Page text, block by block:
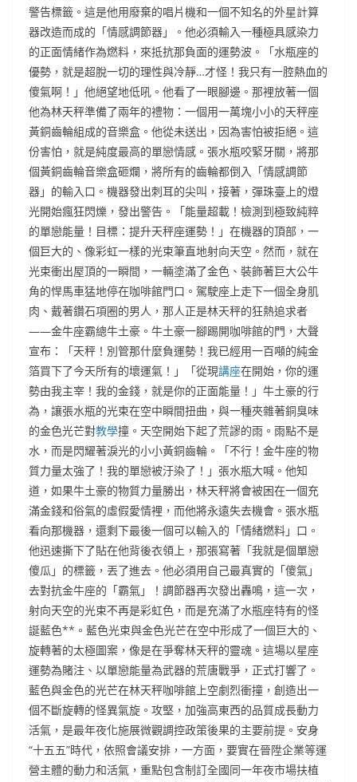
警告標籤。這是他用廢棄的唱片機和一個不知名的外星計算
器改造而成的「情感調節器」。他必須輸入一種極具感染力
的正面情緒作為燃料，來抵抗那負面的運勢波。「水瓶座的
優勢，就是超脫一切的理性與冷靜…才怪！我只有一腔熱血的
傻氣啊！」他絕望地低吼。他看了一眼腳邊。那裡放著一個
他為林天秤準備了兩年的禮物：一個用一萬塊小小的天秤座
黃銅齒輪組成的音樂盒。他從未送出，因為害怕被拒絕。這
份害怕，就是純度最高的單戀情感。張水瓶咬緊牙關，將那
個黃銅齒輪音樂盒砸爛，將所有的齒輪都倒入「情感調節
器」的輸入口。機器發出刺耳的尖叫，接著，彈珠臺上的燈
光開始瘋狂閃爍，發出警告。「能量超載！檢測到極致純粹
的單戀能量！目標：提升天秤座運勢！」在機器的頂部，一
個巨大的、像彩虹一樣的光束筆直地射向天空。然而，就在
光束衝出屋頂的一瞬間，一輛塗滿了金色、裝飾著巨大公牛
角的悍馬車猛地停在咖啡館門口。駕駛座上走下一個全身肌
肉、戴著鑽石項圈的男人，那人正是林天秤的狂熱追求者
——金牛座霸總牛土豪。牛土豪一腳踢開咖啡館的門，大聲
宣布：「天秤！別管那什麼負運勢！我已經用一百噸的純金
箔買下了今天所有的壞運氣！」「從現講座在開始，你的運
勢由我主宰！我的金錢，就是你的正面能量！」牛土豪的行
為，讓張水瓶的光束在空中瞬間扭曲，與一種夾雜著銅臭味
的金色光芒對教學撞。天空開始下起了荒謬的雨。雨點不是
水，而是閃耀著淚光的小小黃銅齒輪。「不行！金牛座的物
質力量太強了！我的單戀被汙染了！」張水瓶大喊。他知
道，如果牛土豪的物質力量勝出，林天秤將會被困在一個充
滿金錢和俗氣的虛假愛情裡，而他將永遠失去機會。張水瓶
看向那機器，還剩下最後一個可以輸入的「情緒燃料」口。
他迅速撕下了貼在他背後衣領上，那張寫著「我就是個單戀
傻瓜」的標籤，丟了進去。他必須用自己最真實的「傻氣」
去對抗金牛座的「霸氣」！調節器再次發出轟鳴，這一次，
射向天空的光束不再是彩虹色，而是充滿了水瓶座特有的怪
誕藍色**。藍色光束與金色光芒在空中形成了一個巨大的、
旋轉著的太極圖案，像是在爭奪林天秤的靈魂。這場以星座
運勢為賭注、以單戀能量為武器的荒唐戰爭，正式打響了。
藍色與金色的光芒在林天秤咖啡館上空劇烈衝撞，創造出一
個不斷旋轉的怪異氣旋。攻堅，加強高東西的品質成長動力
活氣，是最年夜化施展微觀調控政策後果的主要前提。安身
“十五五”時代，依照會議安排，一方面，要實在晉陞企業等運
營主體的動力和活氣，重點包含制訂全國同一年夜市場扶植